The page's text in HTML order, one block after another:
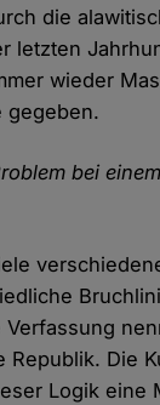
die
letzten
wieder
gegeben.
bei
Republik. Die
Logik eine